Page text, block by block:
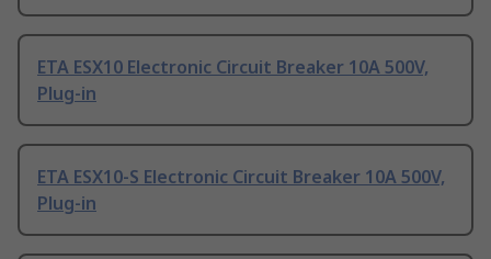
ETA ESX10 Electronic Circuit Breaker 10A 500V,
Plug-in
ETA ESX10-S Electronic Circuit Breaker 10A 500V,
Plug-in